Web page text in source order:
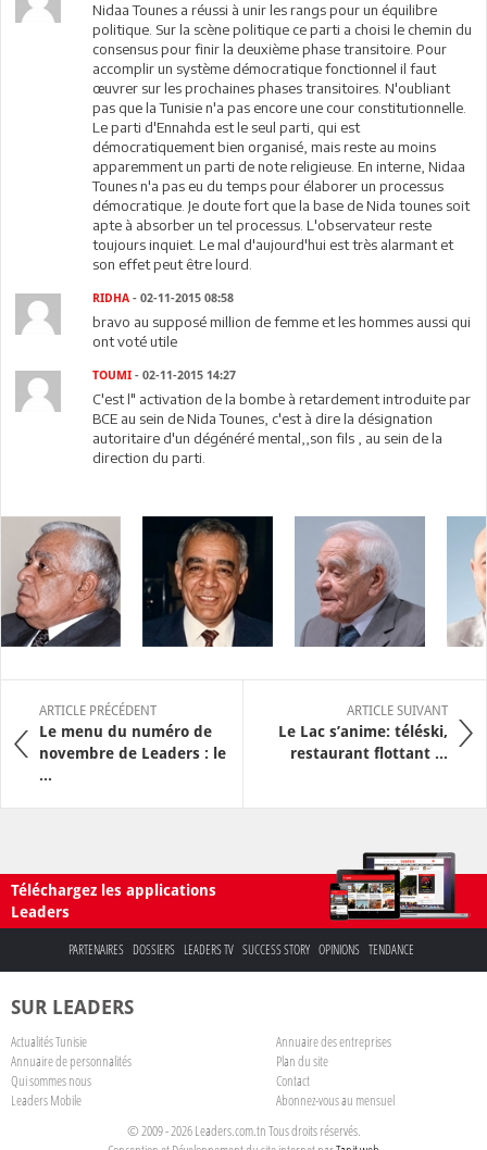
Nidaa Tounes a réussi à unir les rangs pour un équilibre
politique. Sur la scène politique ce parti a choisi le chemin du
consensus pour finir la deuxième phase transitoire. Pour
accomplir un système démocratique fonctionnel il faut
œuvrer sur les prochaines phases transitoires. N'oubliant
pas que la Tunisie n'a pas encore une cour constitutionnelle.
Le parti d'Ennahda est le seul parti, qui est
démocratiquement bien organisé, mais reste au moins
apparemment un parti de note religieuse. En interne, Nidaa
Tounes n'a pas eu du temps pour élaborer un processus
démocratique. Je doute fort que la base de Nida tounes soit
apte à absorber un tel processus. L'observateur reste
toujours inquiet. Le mal d'aujourd'hui est très alarmant et
son effet peut être lourd.
RIDHA - 02-11-2015 08:58
bravo au supposé million de femme et les hommes aussi qui
ont voté utile
TOUMI - 02-11-2015 14:27
C'est l" activation de la bombe à retardement introduite par
BCE au sein de Nida Tounes, c'est à dire la désignation
autoritaire d'un dégénéré mental,,son fils , au sein de la
direction du parti.
ARTICLE PRÉCÉDENT
Le menu du numéro de
novembre de Leaders : le
...
ARTICLE SUIVANT
Le Lac s’anime: téléski,
restaurant flottant ...
Téléchargez les applications
Leaders
PARTENAIRES DOSSIERS LEADERS TV SUCCESS STORY OPINIONS TENDANCE
SUR LEADERS
Actualités Tunisie
Annuaire des entreprises
Annuaire de personnalités
Plan du site
Qui sommes nous
Contact
Leaders Mobile
Abonnez-vous au mensuel
© 2009 - 2026 Leaders.com.tn Tous droits réservés.